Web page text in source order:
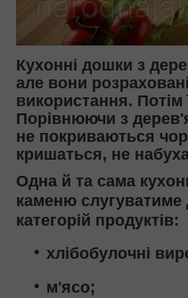
Кухонні дошки з
але вони
використання. Потім
Порівнюючи з
не покриваються
кришаться, не
Одна й та сама
каменю слугуватиме
категорій продуктів:
хлібобулочні
м'ясо;